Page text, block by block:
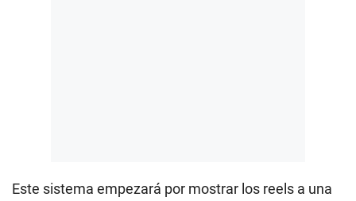
Este sistema empezará por mostrar los reels a una